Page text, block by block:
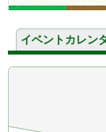
イベントカレン